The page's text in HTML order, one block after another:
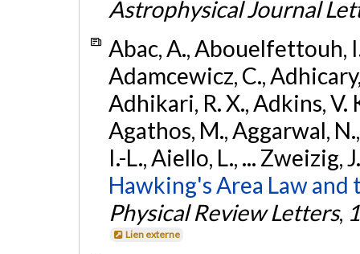
Astrophysical Journal
Abac, A., Abouelfettouh,
Adamcewicz, C.,
Adhikari, R. X., Adkins, V.
Agathos, M., Aggarwal,
I.-L., Aiello, L., ... Zweizig,
Hawking's Area Law
Physical Review Letters,
Lien externe